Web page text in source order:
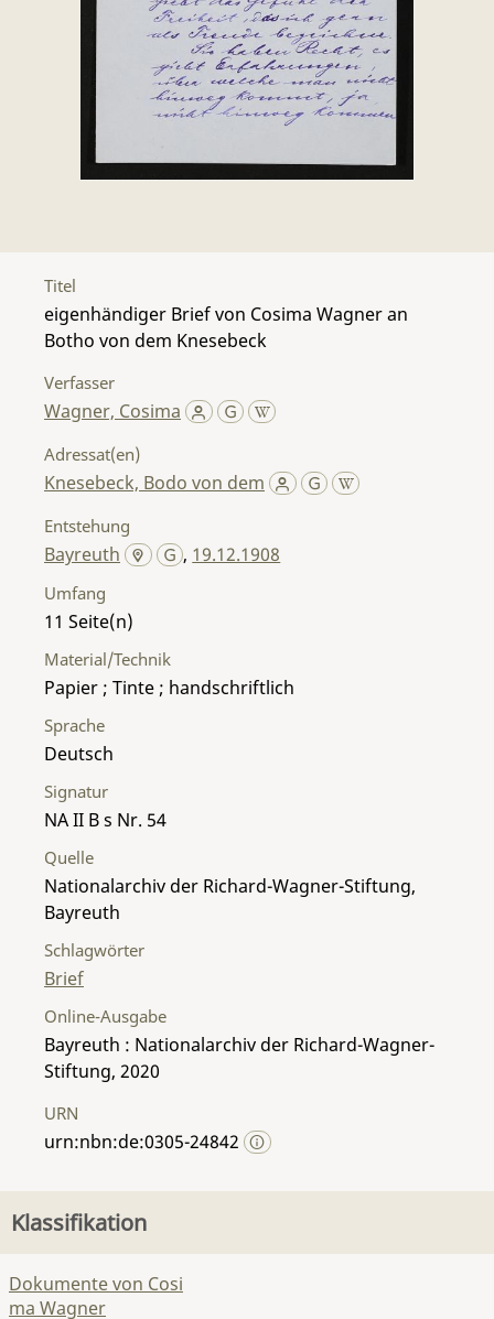
Titel
eigenhändiger Brief von Cosima Wagner an
Botho von dem Knesebeck
Verfasser
Wagner, Cosima
Adressat(en)
Knesebeck, Bodo von dem
Entstehung
Bayreuth , 19.12.1908
Umfang
11
Material/Technik
Papier ; Tinte ; handschriftlich
Sprache
Deutsch
Signatur
NA II B s Nr. 54
Quelle
Nationalarchiv der Richard-Wagner-Stiftung,
Bayreuth
Schlagwörter
Brief
Online-Ausgabe
Bayreuth : Nationalarchiv der Richard-Wagner-
Stiftung, 2020
URN
urn:nbn:de:0305-24842
Klassifikation
Dokumente von Cosi
ma Wagner